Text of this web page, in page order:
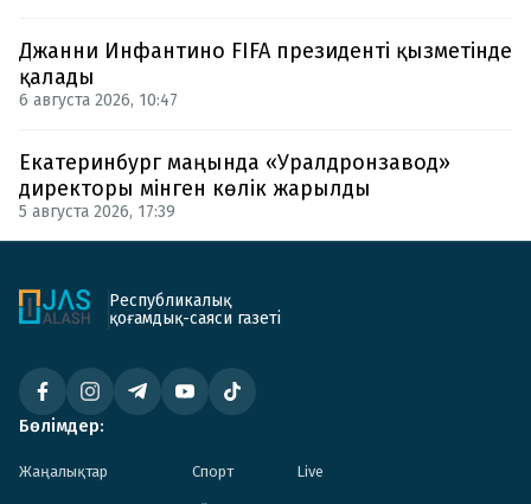
Джанни Инфантино FIFA президенті қызметінде
қалады
6 августа 2026, 10:47
Екатеринбург маңында «Уралдронзавод»
директоры мінген көлік жарылды
5 августа 2026, 17:39
Республикалық
қоғамдық-саяси газеті
Бөлімдер:
Жаңалықтар Спорт Live